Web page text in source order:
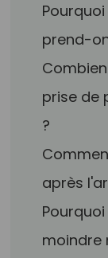
prend-
prise de
?
après
moindre